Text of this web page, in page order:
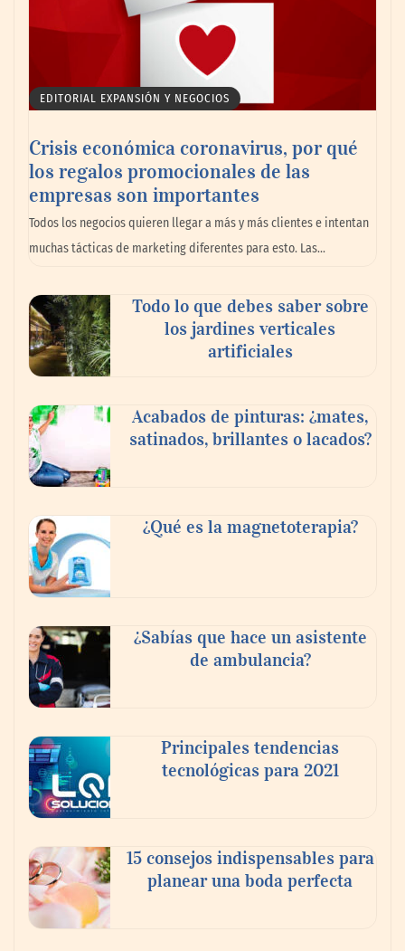
La llanta más cara puede ser la que menos
cuesta: Michelin lo demuestra ante notario
Paso a paso: ¿cómo prepararse para la
transición a la jornada de 40 horas? Guía
InfoBlock
Reforestando con el Corazón regresa a
Sierra de Guadalupe
La cartera vencida hipotecaria aumenta al
doble de velocidad que la cartera sana en
EDITORIAL EXPANSIÓN Y NEGOCIOS
Crisis económica coronavirus, por qué
los regalos promocionales de las
empresas son importantes
Todos los negocios quieren llegar a más y más clientes e intentan
muchas tácticas de marketing diferentes para esto. Las…
Todo lo que debes saber sobre
los jardines verticales
artificiales
Acabados de pinturas: ¿mates,
satinados, brillantes o lacados?
¿Qué es la magnetoterapia?
¿Sabías que hace un asistente
de ambulancia?
Principales tendencias
tecnológicas para 2021
15 consejos indispensables para
planear una boda perfecta